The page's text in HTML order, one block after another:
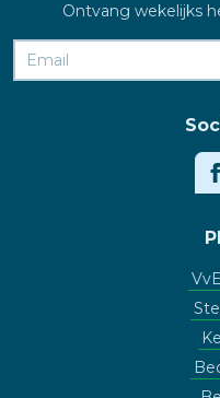
Ontvang wekelijks